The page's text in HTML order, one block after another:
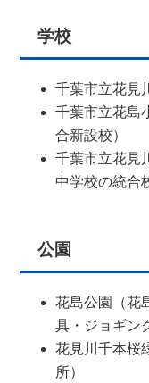
学校
千葉市立花見
千葉市立花島
合新設校）
千葉市立花見
中学校の統合
公園
花島公園（花
具・ジョギン
花見川千本桜
所）